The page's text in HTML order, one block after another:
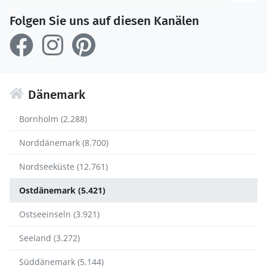
Folgen Sie uns auf diesen Kanälen
Dänemark
Bornholm (2.288)
Norddänemark (8.700)
Nordseeküste (12.761)
Ostdänemark (5.421)
Ostseeinseln (3.921)
Seeland (3.272)
Süddänemark (5.144)